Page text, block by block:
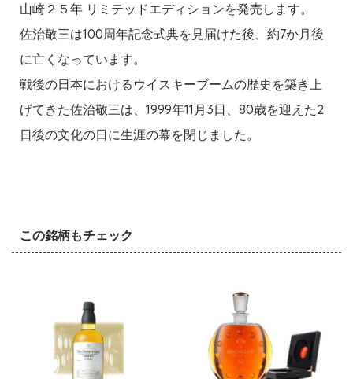
山崎２５年 リミテッドエディションを発売します。
佐治敬三は100周年記念式典を見届けた後、約7か月後
に亡くなっています。
戦後の日本におけるウイスキーブームの歴史を築き上
げてきた佐治敬三は、1999年11月3日、80歳を迎えた2
日後の文化の日に生涯の幕を閉じました。
この銘柄もチェック